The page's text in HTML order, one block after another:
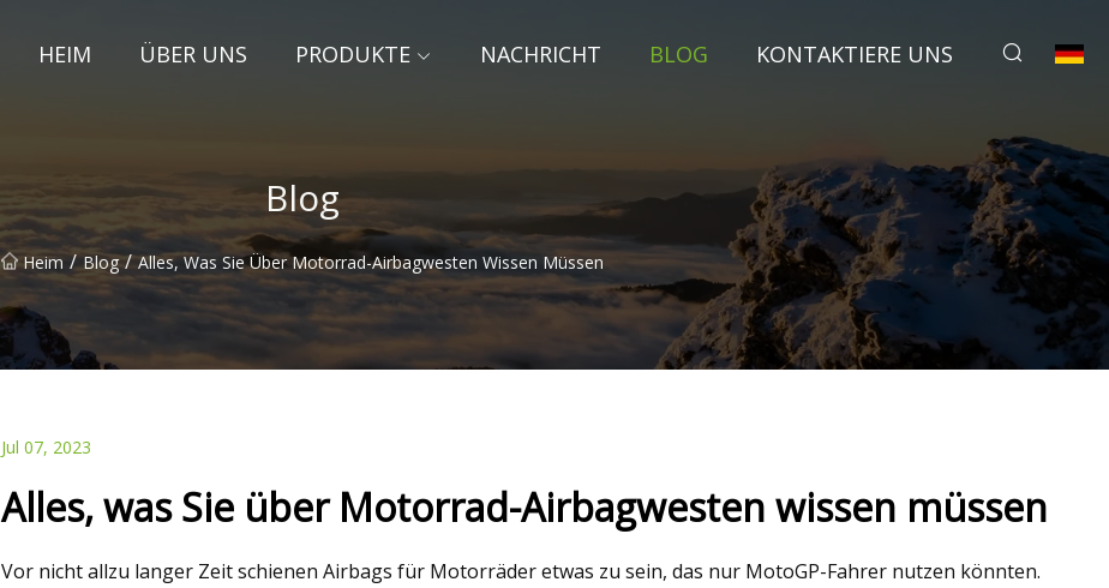
HEIM ÜBER UNS PRODUKTE NACHRICHT BLOG KONTAKTIERE UNS
Blog
Heim / Blog / Alles, Was Sie Über Motorrad-Airbagwesten Wissen Müssen
Jul 07, 2023
Alles, was Sie über Motorrad-Airbagwesten wissen müssen
Vor nicht allzu langer Zeit schienen Airbags für Motorräder etwas zu sein, das nur MotoGP-Fahrer nutzen könnten.